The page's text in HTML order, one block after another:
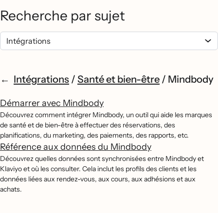
Recherche par sujet
Intégrations / Santé et bien-être / Mindbody
Démarrer avec Mindbody
Découvrez comment intégrer Mindbody, un outil qui aide les marques
de santé et de bien-être à effectuer des réservations, des
planifications, du marketing, des paiements, des rapports, etc.
Référence aux données du Mindbody
Découvrez quelles données sont synchronisées entre Mindbody et
Klaviyo et où les consulter. Cela inclut les profils des clients et les
données liées aux rendez-vous, aux cours, aux adhésions et aux
achats.